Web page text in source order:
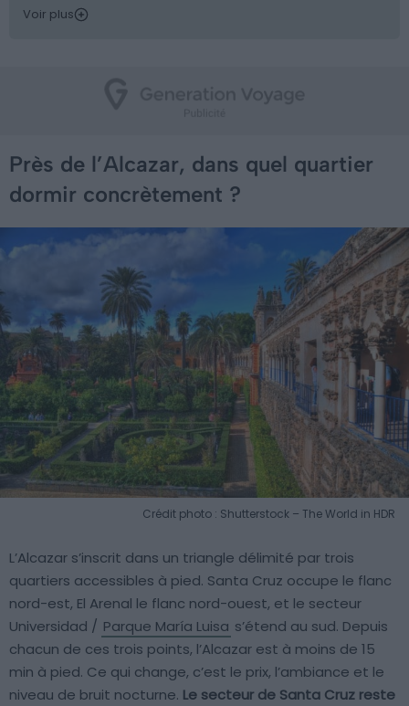
Voir plus
Près de l’Alcazar, dans quel quartier
dormir concrètement ?
Crédit photo : Shutterstock – The World in HDR
L’Alcazar s’inscrit dans un triangle délimité par trois
quartiers accessibles à pied. Santa Cruz occupe le flanc
nord-est, El Arenal le flanc nord-ouest, et le secteur
Universidad / Parque María Luisa s’étend au sud. Depuis
chacun de ces trois points, l’Alcazar est à moins de 15
min à pied. Ce qui change, c’est le prix, l’ambiance et le
niveau de bruit nocturne. Le secteur de Santa Cruz reste